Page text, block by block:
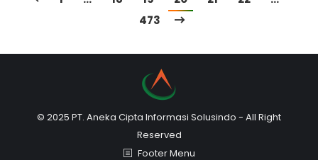
473
© 2025 PT. Aneka Cipta Informasi Solusindo - All Right
Reserved
Footer Menu